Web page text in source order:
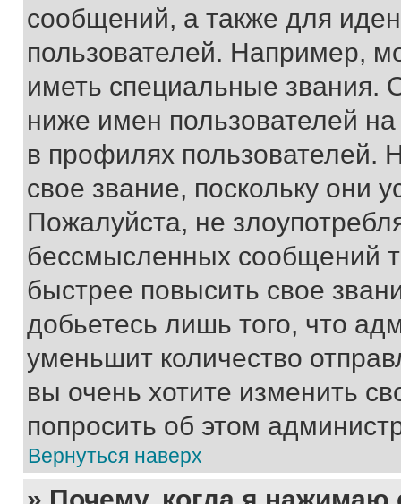
сообщений, а также для
пользователей. Например,
иметь специальные звания.
ниже имен пользователей
в профилях
свое звание, поскольку они
Пожалуйста, не
бессмысленных сообщений
быстрее повысить свое
добьетесь лишь того, что
уменьшит количество
вы очень хотите изменить
попросить об этом
Вернуться наверх